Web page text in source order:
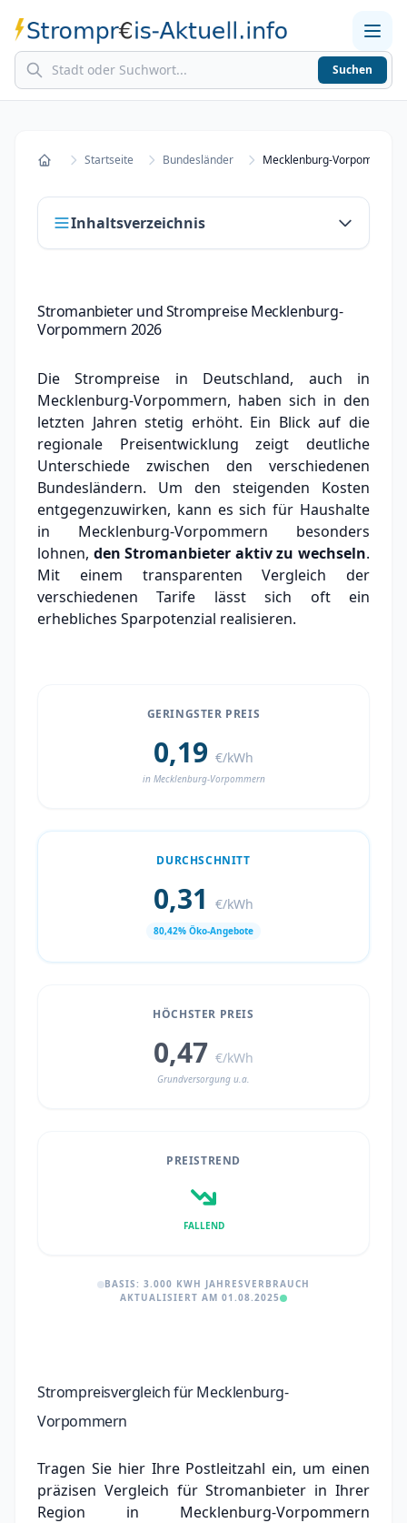
Home
Stromkosten berechnen
Suchen
StartseiteStartseite Bundesländer Mecklenburg-Vorpommern
Inhaltsverzeichnis
Mecklenburg-Vorpommern
Städte in Mecklenburg-Vorpommern
Stromanbieter und Strompreise Mecklenburg-
Vorpommern 2026
Die Strompreise in Deutschland, auch in
Mecklenburg-Vorpommern, haben sich in den
letzten Jahren stetig erhöht. Ein Blick auf die
regionale Preisentwicklung zeigt deutliche
Unterschiede zwischen den verschiedenen
Bundesländern. Um den steigenden Kosten
entgegenzuwirken, kann es sich für Haushalte
in Mecklenburg-Vorpommern besonders
lohnen, den Stromanbieter aktiv zu wechseln.
Mit einem transparenten Vergleich der
verschiedenen Tarife lässt sich oft ein
erhebliches Sparpotenzial realisieren.
GERINGSTER PREIS
0,19 €/kWh
in Mecklenburg-Vorpommern
DURCHSCHNITT
0,31 €/kWh
80,42% Öko-Angebote
HÖCHSTER PREIS
0,47 €/kWh
Grundversorgung u.a.
PREISTREND
FALLEND
BASIS: 3.000 KWH JAHRESVERBRAUCH
AKTUALISIERT AM 01.08.2025
Strompreisvergleich für Mecklenburg-
Vorpommern
Tragen Sie hier Ihre Postleitzahl ein, um einen
präzisen Vergleich für Stromanbieter in Ihrer
Region in Mecklenburg-Vorpommern